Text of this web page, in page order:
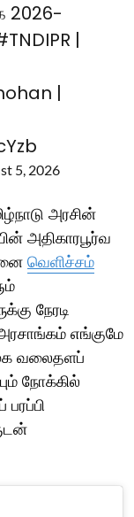
2026-
|
|
5, 2026
அரசின்
அதிகாரபூர்வ
வெளிச்சம்
நேரடி
எங்குமே
வலைதளப்
நோக்கில்